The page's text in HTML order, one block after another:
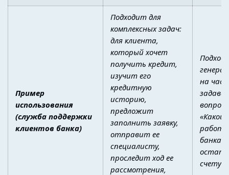
Пример
использования
(служба поддержки
клиентов банка)
Подходит для
комплексных задач:
для клиента,
который хочет
получить кредит,
изучит его
кредитную
историю,
предложит
заполнить заявку,
отправит ее
специалисту,
проследит ход ее
рассмотрения,
на
«Какой
банка»